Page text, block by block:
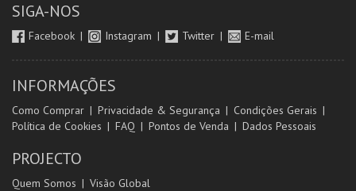
SIGA-NOS
Facebook Instagram Twitter E-mail
INFORMAÇÕES
Como Comprar Privacidade & Segurança
Condições Gerais
Política de Cookies
FAQ Pontos de Venda Dados Pessoais
PROJECTO
Quem Somos Visão Global